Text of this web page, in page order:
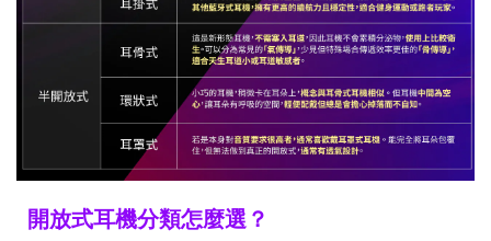
開放式耳機分類怎麼選？